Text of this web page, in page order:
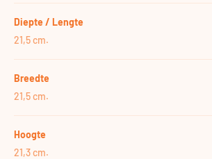
Diepte / Lengte
21,5 cm.
Breedte
21,5 cm.
Hoogte
21,3 cm.